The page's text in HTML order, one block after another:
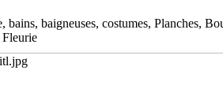
bains, baigneuses, costumes, Planches,